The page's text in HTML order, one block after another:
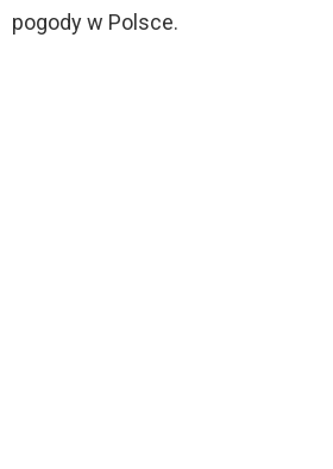
pogody w Polsce.